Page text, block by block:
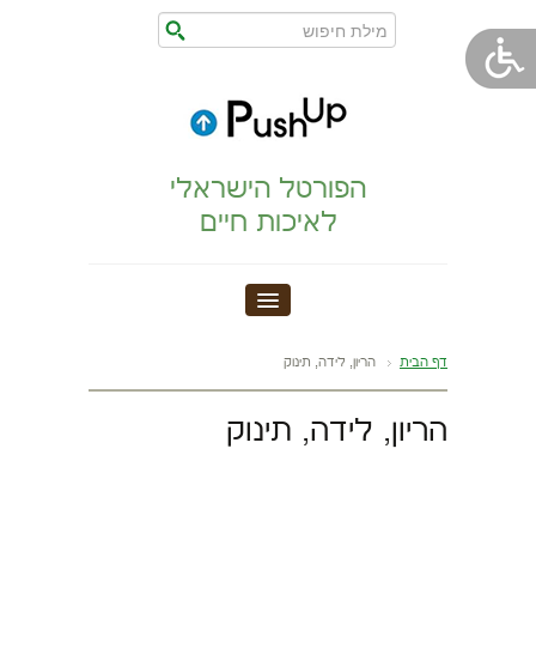
הפורטל הישראלי
לאיכות חיים
חדר כושר דף הבית הריון, לידה, תינוק
הריון, לידה, תינוק